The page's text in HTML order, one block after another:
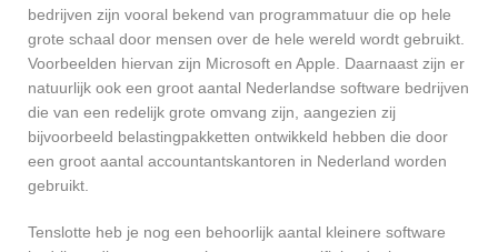
bedrijven zijn vooral bekend van programmatuur die op hele
grote schaal door mensen over de hele wereld wordt gebruikt.
Voorbeelden hiervan zijn Microsoft en Apple. Daarnaast zijn er
natuurlijk ook een groot aantal Nederlandse software bedrijven
die van een redelijk grote omvang zijn, aangezien zij
bijvoorbeeld belastingpakketten ontwikkeld hebben die door
een groot aantal accountantskantoren in Nederland worden
gebruikt.
Tenslotte heb je nog een behoorlijk aantal kleinere software